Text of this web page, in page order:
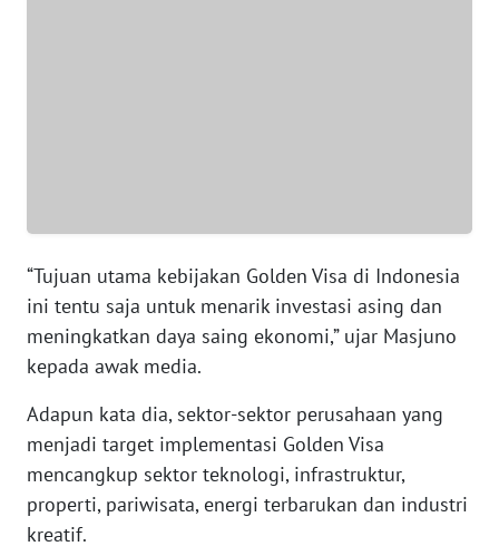
“Tujuan utama kebijakan Golden Visa di Indonesia
ini tentu saja untuk menarik investasi asing dan
meningkatkan daya saing ekonomi,” ujar Masjuno
kepada awak media.
Adapun kata dia, sektor-sektor perusahaan yang
menjadi target implementasi Golden Visa
mencangkup sektor teknologi, infrastruktur,
properti, pariwisata, energi terbarukan dan industri
kreatif.
NTT
WN
KEPRI
WN
WN
PAPUA
BARAT